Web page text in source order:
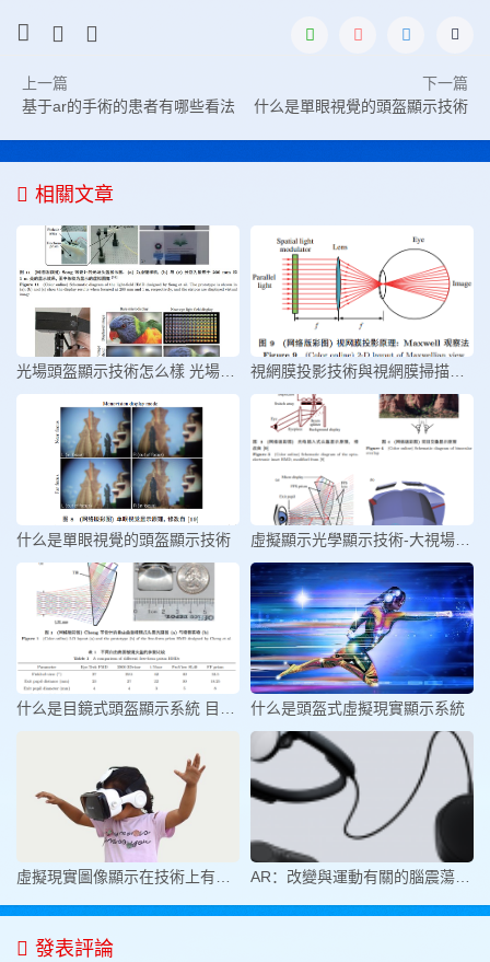
上一篇
基于ar的手術的患者有哪些看法
下一篇
什么是單眼視覺的頭盔顯示技術
相關文章
什么是單眼視覺的頭盔顯示技術
什么是頭盔式虛擬現實顯示系統
發表評論